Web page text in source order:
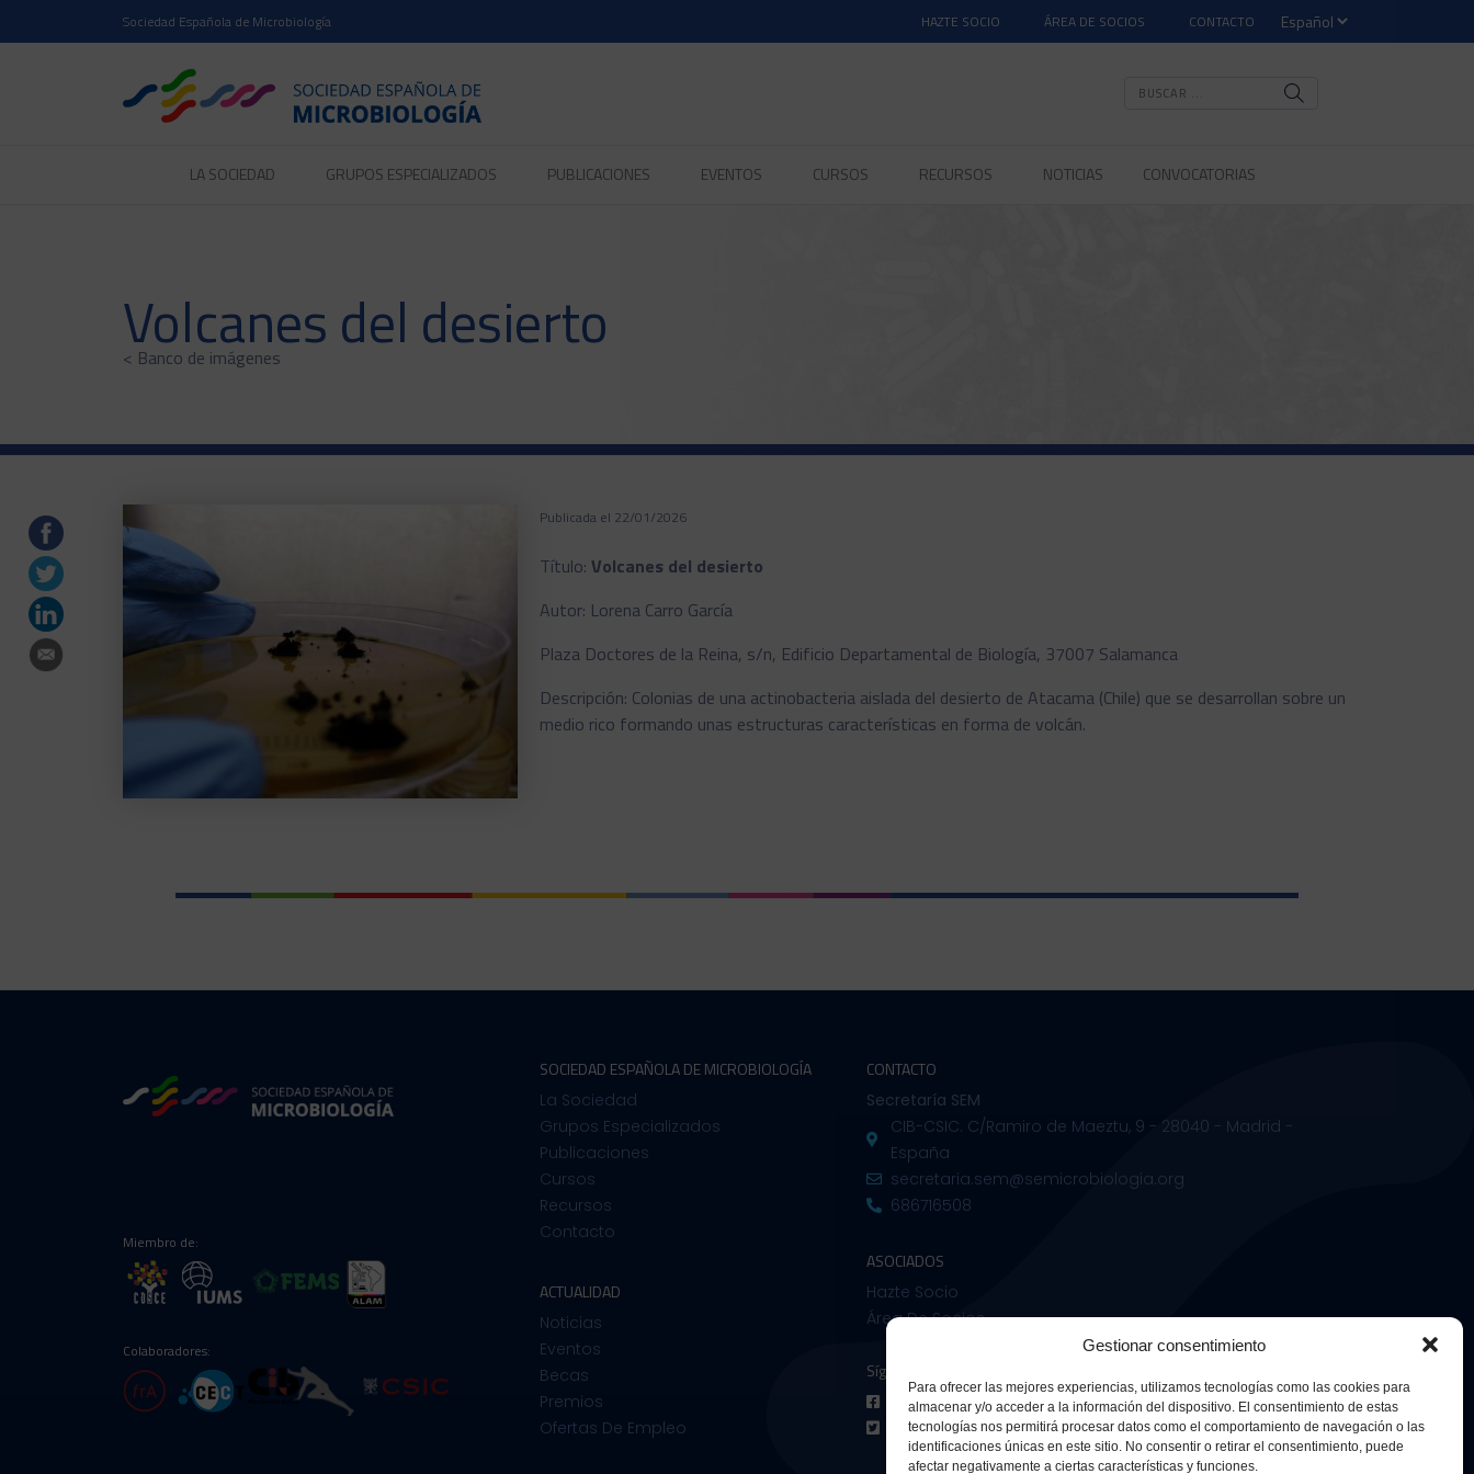
Gestionar consentimiento
Para ofrecer las mejores experiencias, utilizamos tecnologías como las cookies para
almacenar y/o acceder a la información del dispositivo. El consentimiento de estas
tecnologías nos permitirá procesar datos como el comportamiento de navegación o las
identificaciones únicas en este sitio. No consentir o retirar el consentimiento, puede
afectar negativamente a ciertas características y funciones.
Sociedad Española de Microbiología HAZTE SOCIO ÁREA DE SOCIOS CONTACTO
LA SOCIEDAD GRUPOS ESPECIALIZADOS PUBLICACIONES EVENTOS CURSOS RECURSOS NOTICIAS CONVOCATORIAS
Volcanes del desierto
< Banco de imágenes
Publicada el 22/01/2026
Título: Volcanes del desierto
Autor: Lorena Carro García
Plaza Doctores de la Reina, s/n, Edificio Departamental de Biología, 37007 Salamanca
Descripción: Colonias de una actinobacteria aislada del desierto de Atacama (Chile) que se desarrollan sobre un
medio rico formando unas estructuras características en forma de volcán.
Miembro de:
Colaboradores:
SOCIEDAD ESPAÑOLA DE MICROBIOLOGÍA
La Sociedad
Grupos Especializados
Publicaciones
Cursos
Recursos
Contacto
ACTUALIDAD
Noticias
Eventos
Becas
Premios
Ofertas De Empleo
CONTACTO
Secretaría SEM
CIB-CSIC. C/Ramiro de Maeztu, 9 - 28040 - Madrid -
España
secretaria.sem@semicrobiologia.org
686716508
ASOCIADOS
Hazte Socio
Área De Socios
Síguenos en:
Facebook
Twitter